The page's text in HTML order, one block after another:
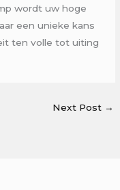
wordt uw hoge
een unieke kans
ten volle tot uiting
Next Post →